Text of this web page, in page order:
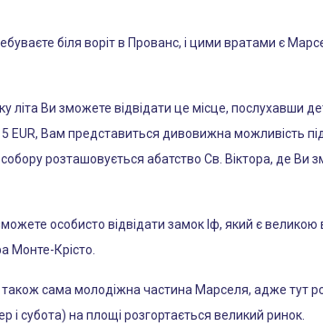
біля воріт в Прованс, і цими вратами є
Ви зможете відвідати це місце, послухавши
EUR, Вам представиться дивовижна можливість
розташовується абатство Св. Віктора, де Ви
особисто відвідати замок Іф, який є
Монте-Крісто.
сама молодіжна частина Марселя, адже тут
субота) на площі розгортається великий ринок.